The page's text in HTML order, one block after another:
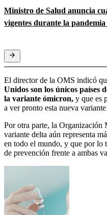
Ministro de Salud anuncia
vigentes durante la
El director de la OMS indicó
Unidos son los únicos países
la variante ómicron, y que es
a ver pronto esta nueva
Por otra parte, la Organización
variante delta aún representa
en todo el mundo, y que por lo
de prevención frente a ambas